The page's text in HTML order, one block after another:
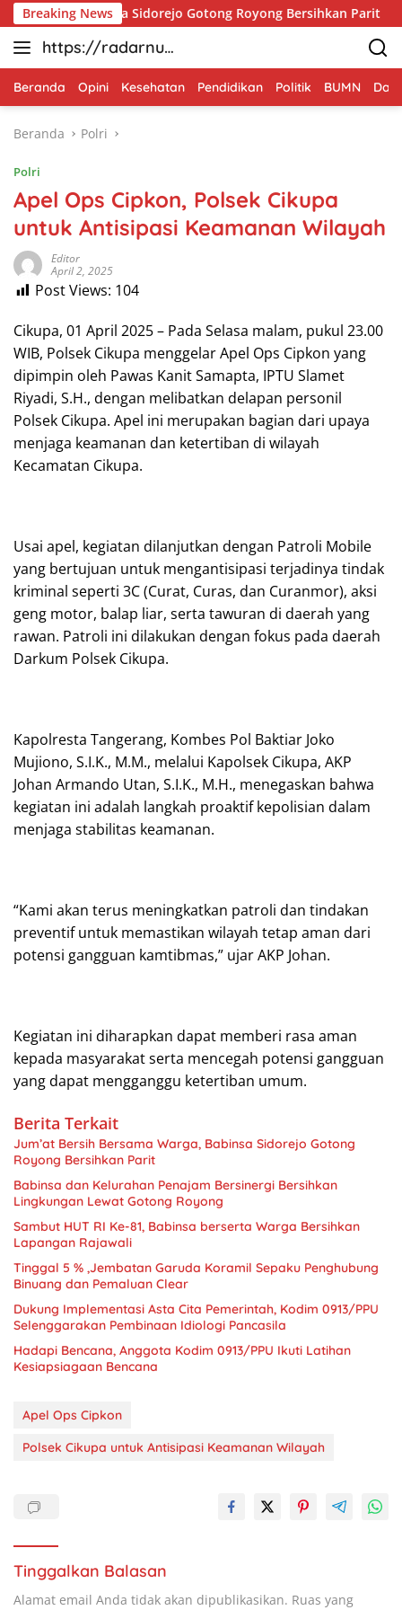
Langsung
ke
konten
Breaking News
Babinsa Sidorejo Gotong Royong Bersihkan Parit
https://radarnus
antara.net
Beranda Opini Kesehatan Pendidikan Politik BUMN
Beranda Polri
Polri
Apel Ops Cipkon, Polsek Cikupa
untuk Antisipasi Keamanan Wilayah
Editor
April 2, 2025
Post Views: 104
Cikupa, 01 April 2025 – Pada Selasa malam, pukul 23.00
WIB, Polsek Cikupa menggelar Apel Ops Cipkon yang
dipimpin oleh Pawas Kanit Samapta, IPTU Slamet
Riyadi, S.H., dengan melibatkan delapan personil
Polsek Cikupa. Apel ini merupakan bagian dari upaya
menjaga keamanan dan ketertiban di wilayah
Kecamatan Cikupa.
Usai apel, kegiatan dilanjutkan dengan Patroli Mobile
yang bertujuan untuk mengantisipasi terjadinya tindak
kriminal seperti 3C (Curat, Curas, dan Curanmor), aksi
geng motor, balap liar, serta tawuran di daerah yang
rawan. Patroli ini dilakukan dengan fokus pada daerah
Darkum Polsek Cikupa.
Kapolresta Tangerang, Kombes Pol Baktiar Joko
Mujiono, S.I.K., M.M., melalui Kapolsek Cikupa, AKP
Johan Armando Utan, S.I.K., M.H., menegaskan bahwa
kegiatan ini adalah langkah proaktif kepolisian dalam
menjaga stabilitas keamanan.
“Kami akan terus meningkatkan patroli dan tindakan
preventif untuk memastikan wilayah tetap aman dari
potensi gangguan kamtibmas,” ujar AKP Johan.
Kegiatan ini diharapkan dapat memberi rasa aman
kepada masyarakat serta mencegah potensi gangguan
yang dapat mengganggu ketertiban umum.
Berita Terkait
Jum’at Bersih Bersama Warga, Babinsa Sidorejo Gotong
Royong Bersihkan Parit
Babinsa dan Kelurahan Penajam Bersinergi Bersihkan
Lingkungan Lewat Gotong Royong
Sambut HUT RI Ke-81, Babinsa berserta Warga Bersihkan
Lapangan Rajawali
Tinggal 5 % ,Jembatan Garuda Koramil Sepaku Penghubung
Binuang dan Pemaluan Clear
Dukung Implementasi Asta Cita Pemerintah, Kodim 0913/PPU
Selenggarakan Pembinaan Idiologi Pancasila
Hadapi Bencana, Anggota Kodim 0913/PPU Ikuti Latihan
Kesiapsiagaan Bencana
Apel Ops Cipkon
Polsek Cikupa untuk Antisipasi Keamanan Wilayah
Tinggalkan Balasan
Alamat email Anda tidak akan dipublikasikan. Ruas yang